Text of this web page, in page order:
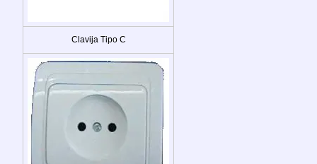
Clavija Tipo C